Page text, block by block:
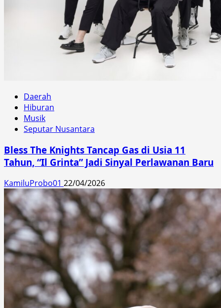
Daerah
Hiburan
Musik
Seputar Nusantara
Bless The Knights Tancap Gas di Usia 11
Tahun, “Il Grinta” Jadi Sinyal Perlawanan Baru
KamiluProbo01 22/04/2026